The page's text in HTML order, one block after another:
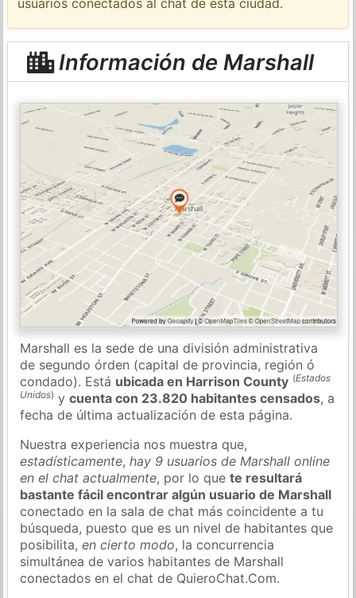
Información de Marshall
Marshall es la sede de una división administrativa
de segundo órden (capital de provincia, región ó
condado). Está ubicada en Harrison County (Estados
Unidos) ycuenta con 23.820 habitantes censados, a
fecha de última actualización de esta página.
Nuestra experiencia nos muestra que,
estadísticamente,hay 9 usuarios de Marshall online
en el chat actualmente, por lo quete resultará
bastante fácil encontrar algún usuario de Marshall
conectado en la sala de chat más coincidente a tu
búsqueda, puesto que es un nivel de habitantes que
posibilita,en cierto modo, la concurrencia
simultánea de varios habitantes de Marshall
conectados en el chat de QuieroChat.Com.